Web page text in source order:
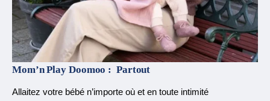
Mom’n Play Doomoo : Partout
Allaitez votre bébé n’importe où et en toute intimité